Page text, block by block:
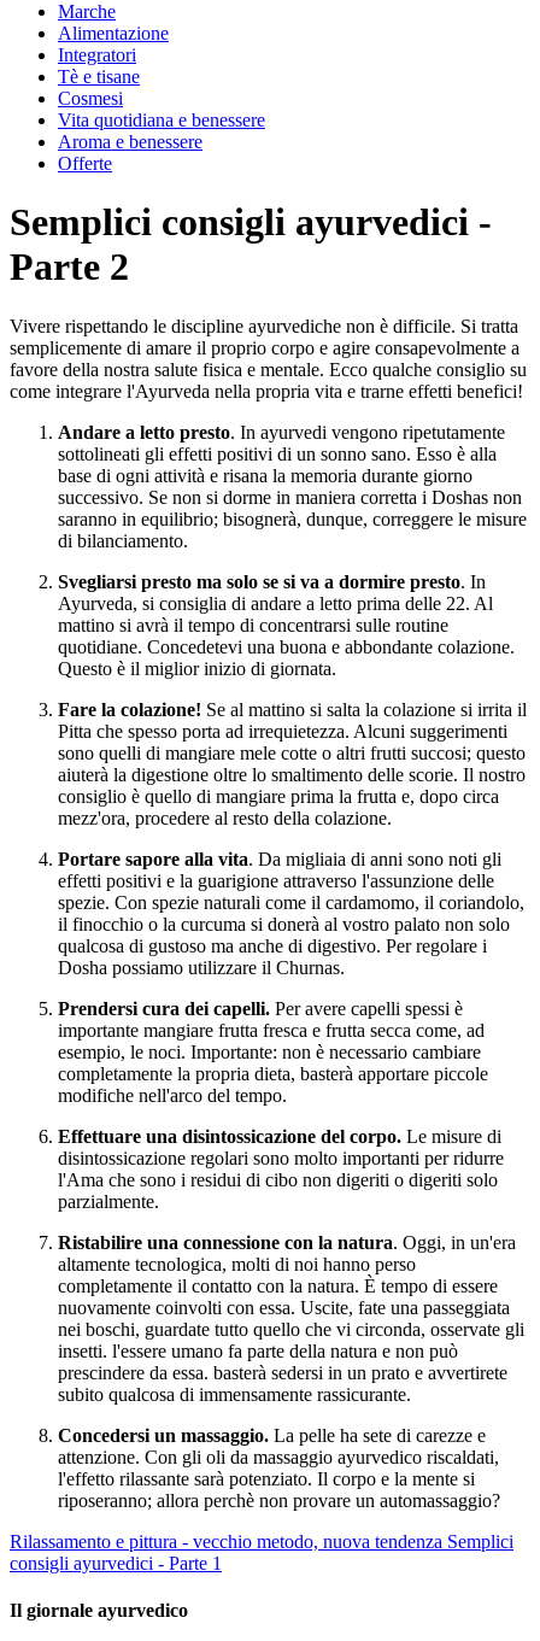
Marche
Alimentazione
Integratori
Tè e tisane
Cosmesi
Vita quotidiana e benessere
Aroma e benessere
Offerte
Semplici consigli ayurvedici -
Parte 2
Vivere rispettando le discipline ayurvediche non è difficile. Si tratta
semplicemente di amare il proprio corpo e agire consapevolmente a
favore della nostra salute fisica e mentale. Ecco qualche consiglio su
come integrare l'Ayurveda nella propria vita e trarne effetti benefici!
Andare a letto presto. In ayurvedi vengono ripetutamente
sottolineati gli effetti positivi di un sonno sano. Esso è alla
base di ogni attività e risana la memoria durante giorno
successivo. Se non si dorme in maniera corretta i Doshas non
saranno in equilibrio; bisognerà, dunque, correggere le misure
di bilanciamento.
Svegliarsi presto ma solo se si va a dormire presto. In
Ayurveda, si consiglia di andare a letto prima delle 22. Al
mattino si avrà il tempo di concentrarsi sulle routine
quotidiane. Concedetevi una buona e abbondante colazione.
Questo è il miglior inizio di giornata.
Fare la colazione! Se al mattino si salta la colazione si irrita il
Pitta che spesso porta ad irrequietezza. Alcuni suggerimenti
sono quelli di mangiare mele cotte o altri frutti succosi; questo
aiuterà la digestione oltre lo smaltimento delle scorie. Il nostro
consiglio è quello di mangiare prima la frutta e, dopo circa
mezz'ora, procedere al resto della colazione.
Portare sapore alla vita. Da migliaia di anni sono noti gli
effetti positivi e la guarigione attraverso l'assunzione delle
spezie. Con spezie naturali come il cardamomo, il coriandolo,
il finocchio o la curcuma si donerà al vostro palato non solo
qualcosa di gustoso ma anche di digestivo. Per regolare i
Dosha possiamo utilizzare il Churnas.
Prendersi cura dei capelli. Per avere capelli spessi è
importante mangiare frutta fresca e frutta secca come, ad
esempio, le noci. Importante: non è necessario cambiare
completamente la propria dieta, basterà apportare piccole
modifiche nell'arco del tempo.
Effettuare una disintossicazione del corpo. Le misure di
disintossicazione regolari sono molto importanti per ridurre
l'Ama che sono i residui di cibo non digeriti o digeriti solo
parzialmente.
Ristabilire una connessione con la natura. Oggi, in un'era
altamente tecnologica, molti di noi hanno perso
completamente il contatto con la natura. È tempo di essere
nuovamente coinvolti con essa. Uscite, fate una passeggiata
nei boschi, guardate tutto quello che vi circonda, osservate gli
insetti. l'essere umano fa parte della natura e non può
prescindere da essa. basterà sedersi in un prato e avvertirete
subito qualcosa di immensamente rassicurante.
Concedersi un massaggio. La pelle ha sete di carezze e
attenzione. Con gli oli da massaggio ayurvedico riscaldati,
l'effetto rilassante sarà potenziato. Il corpo e la mente si
riposeranno; allora perchè non provare un automassaggio?
Rilassamento e pittura - vecchio metodo, nuova tendenza Semplici
consigli ayurvedici - Parte 1
Il giornale ayurvedico